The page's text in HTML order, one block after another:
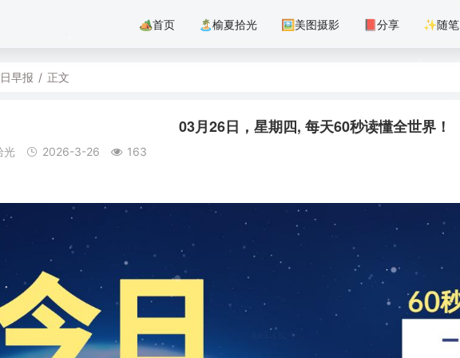
🏕首页 🏝️榆夏拾光 🖼美图摄影 📕分享 ✨随笔
早报 / 正文
03月26日，星期四, 每天60秒读懂全世界！
光 2026-3-26 163